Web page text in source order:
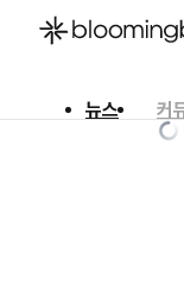
뉴스 커